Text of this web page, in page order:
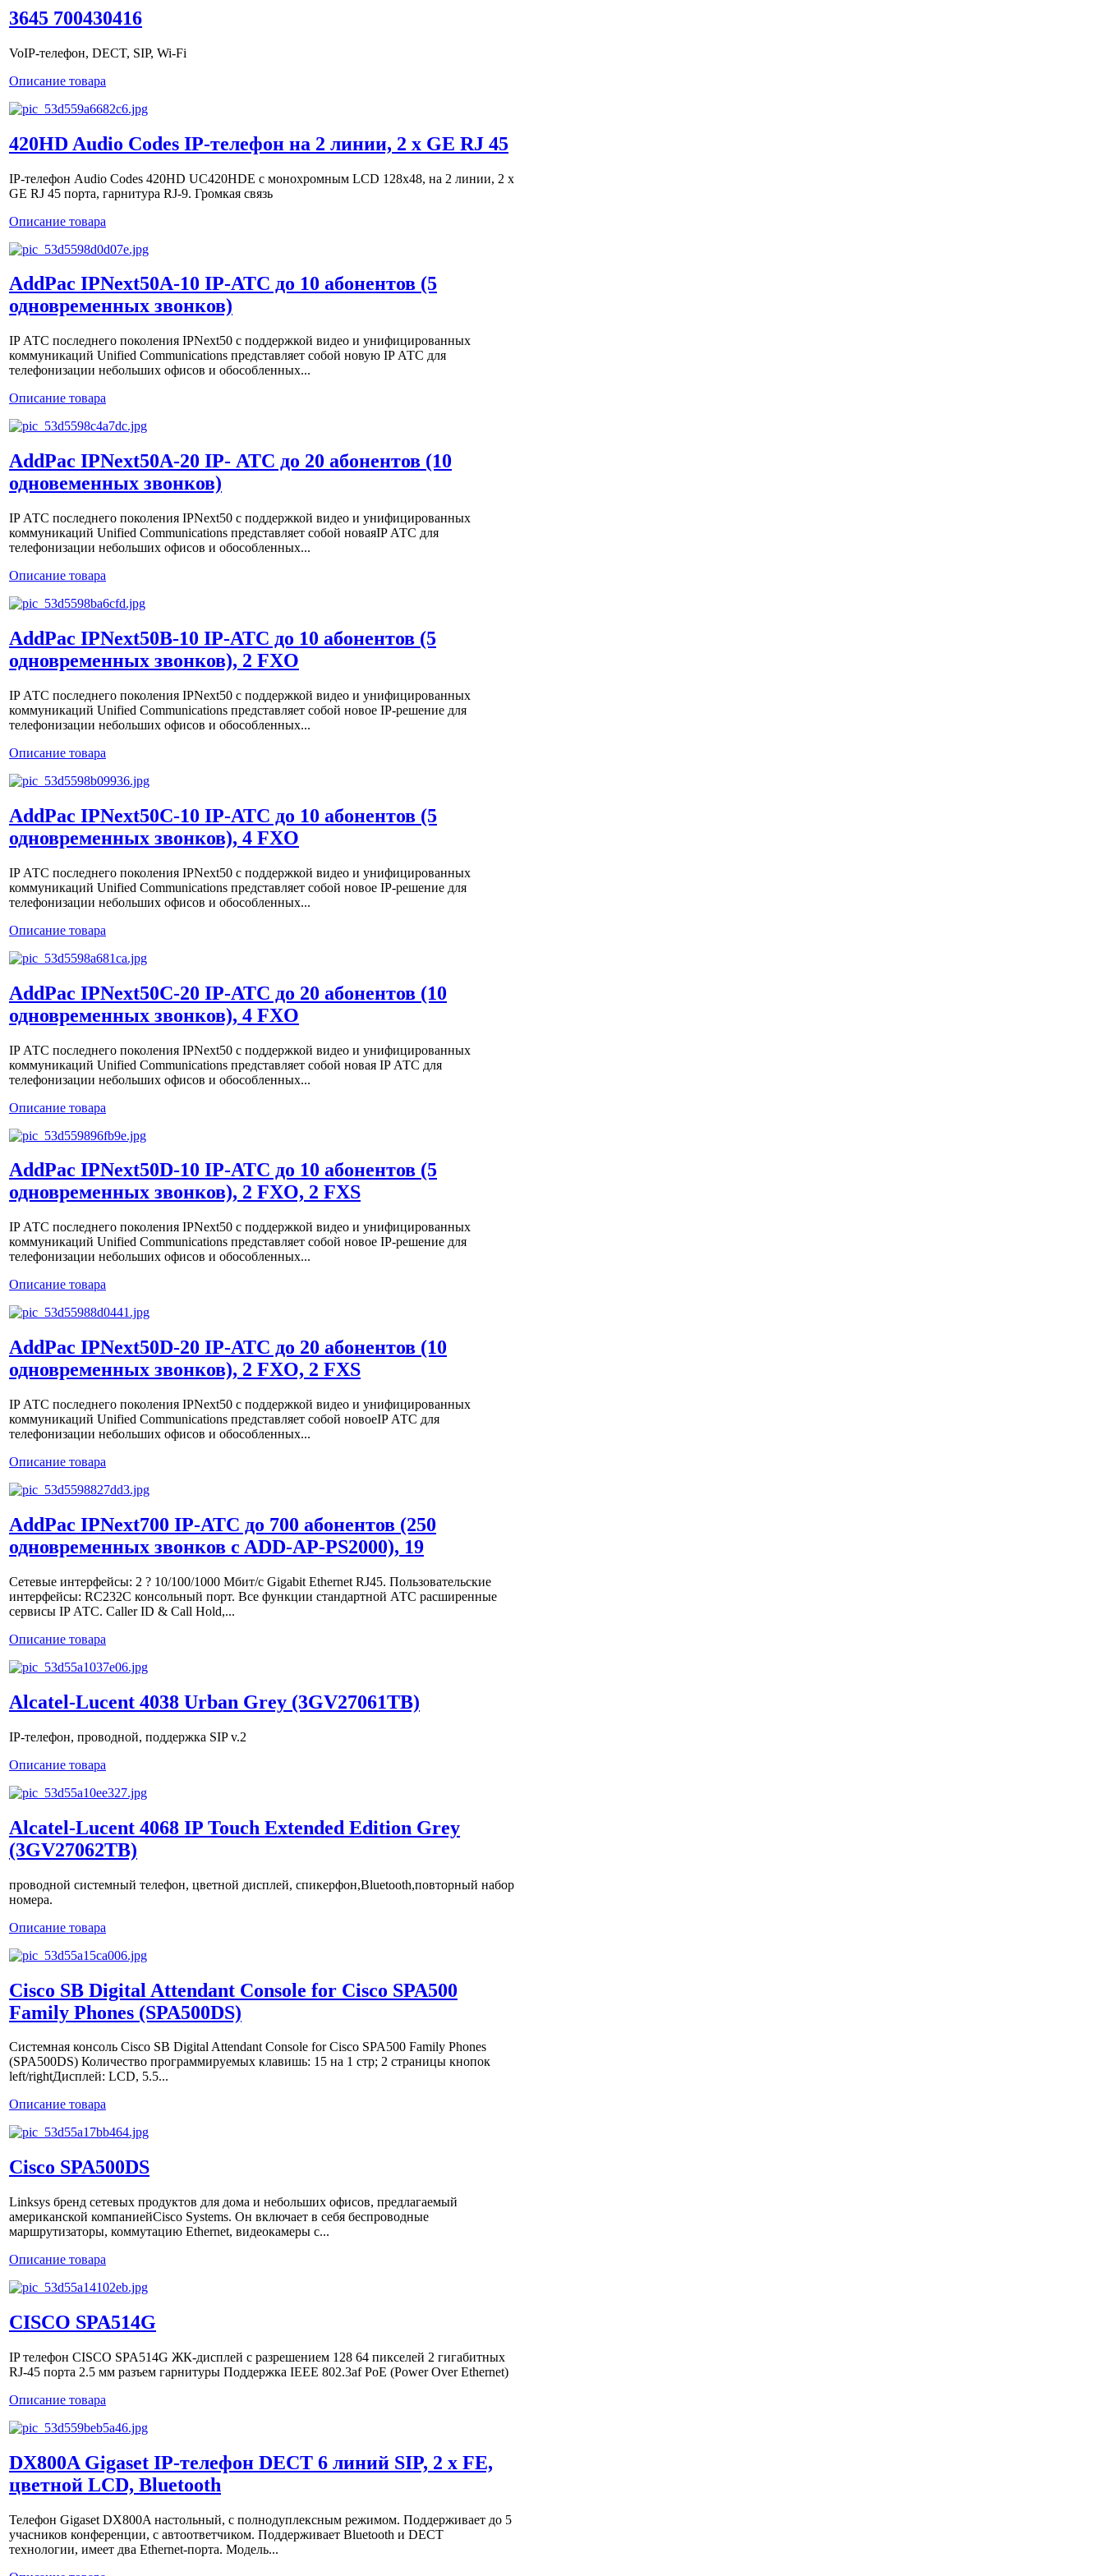
3645 700430416
VoIP-телефон, DECT, SIP, Wi-Fi
Описание товара
420HD Audio Codes IP-телефон на 2 линии, 2 x GE RJ 45
IP-телефон Audio Codes 420HD UC420HDE c монохромным LCD 128x48, на 2 линии, 2 x
GE RJ 45 порта, гарнитура RJ-9. Громкая связь
Описание товара
AddPac IPNext50A-10 IP-АТС до 10 абонентов (5
одновременных звонков)
IP АТС последнего поколения IPNext50 с поддержкой видео и унифицированных
коммуникаций Unified Communications представляет собой новую IP АТС для
телефонизации небольших офисов и обособленных...
Описание товара
AddPac IPNext50A-20 IP- АТС до 20 абонентов (10
одновеменных звонков)
IP АТС последнего поколения IPNext50 с поддержкой видео и унифицированных
коммуникаций Unified Communications представляет собой новаяIP АТС для
телефонизации небольших офисов и обособленных...
Описание товара
AddPac IPNext50B-10 IP-АТС до 10 абонентов (5
одновременных звонков), 2 FXO
IP АТС последнего поколения IPNext50 с поддержкой видео и унифицированных
коммуникаций Unified Communications представляет собой новое IP-решение для
телефонизации небольших офисов и обособленных...
Описание товара
AddPac IPNext50C-10 IP-АТС до 10 абонентов (5
одновременных звонков), 4 FXO
IP АТС последнего поколения IPNext50 с поддержкой видео и унифицированных
коммуникаций Unified Communications представляет собой новое IP-решение для
телефонизации небольших офисов и обособленных...
Описание товара
AddPac IPNext50C-20 IP-АТС до 20 абонентов (10
одновременных звонков), 4 FXO
IP АТС последнего поколения IPNext50 с поддержкой видео и унифицированных
коммуникаций Unified Communications представляет собой новая IP АТС для
телефонизации небольших офисов и обособленных...
Описание товара
AddPac IPNext50D-10 IP-АТС до 10 абонентов (5
одновременных звонков), 2 FXO, 2 FXS
IP АТС последнего поколения IPNext50 с поддержкой видео и унифицированных
коммуникаций Unified Communications представляет собой новое IP-решение для
телефонизации небольших офисов и обособленных...
Описание товара
AddPac IPNext50D-20 IP-АТС до 20 абонентов (10
одновременных звонков), 2 FXO, 2 FXS
IP АТС последнего поколения IPNext50 с поддержкой видео и унифицированных
коммуникаций Unified Communications представляет собой новоеIP АТС для
телефонизации небольших офисов и обособленных...
Описание товара
AddPac IPNext700 IP-АТС до 700 абонентов (250
одновременных звонков c ADD-AP-PS2000), 19
Сетевые интерфейсы: 2 ? 10/100/1000 Мбит/с Gigabit Ethernet RJ45. Пользовательские
интерфейсы: RC232C консольный порт. Все функции стандартной АТС расширенные
сервисы IP АТС. Caller ID & Call Hold,...
Описание товара
Alcatel-Lucent 4038 Urban Grey (3GV27061TB)
IP-телефон, проводной, поддержка SIP v.2
Описание товара
Alcatel-Lucent 4068 IP Touch Extended Edition Grey
(3GV27062TB)
проводной системный телефон, цветной дисплей, спикерфон,Bluetooth,повторный набор
номера.
Описание товара
Cisco SB Digital Attendant Console for Cisco SPA500
Family Phones (SPA500DS)
Системная консоль Cisco SB Digital Attendant Console for Cisco SPA500 Family Phones
(SPA500DS) Количество программируемых клавишь: 15 на 1 стр; 2 страницы кнопок
left/rightДисплей: LCD, 5.5...
Описание товара
Cisco SPA500DS
Linksys бренд сетевых продуктов для дома и небольших офисов, предлагаемый
американской компаниейCisco Systems. Он включает в себя беспроводные
маршрутизаторы, коммутацию Ethernet, видеокамеры с...
Описание товара
CISCO SPA514G
IP телефон CISCO SPA514G ЖК-дисплей с разрешением 128 64 пикселей 2 гигабитных
RJ-45 порта 2.5 мм разъем гарнитуры Поддержка IEEE 802.3af PoE (Power Over Ethernet)
Описание товара
DX800A Gigaset IP-телефон DECT 6 линий SIP, 2 x FE,
цветной LCD, Bluetooth
Телефон Gigaset DX800A настольный, с полнодуплексным режимом. Поддерживает до 5
учасников конференции, с автоответчиком. Поддерживает Bluetooth и DECT
технологии, имеет два Ethernet-порта. Модель...